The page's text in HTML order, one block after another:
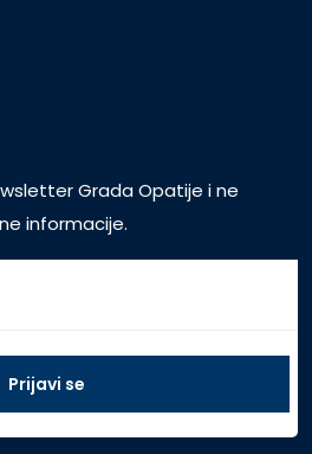
Grada Opatije i ne
informacije.